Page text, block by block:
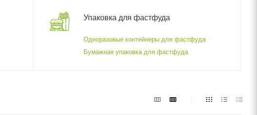
Упаковка для фастфуда
Одноразовые контейнеры для фастфуда
Бумажная упаковка для фастфуда